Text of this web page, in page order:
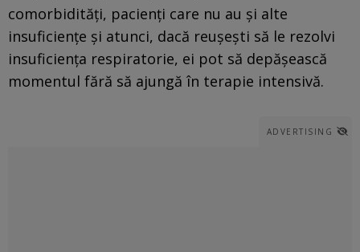
comorbidități, pacienți care nu au și alte
insuficiențe și atunci, dacă reușești să le rezolvi
insuficiența respiratorie, ei pot să depășească
momentul fără să ajungă în terapie intensivă.
ADVERTISING